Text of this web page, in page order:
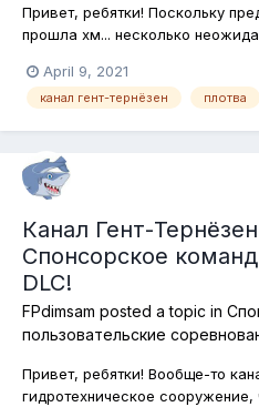
Привет, ребятки! Поскольку
прошла хм... несколько
Периодически из разных краёв
голоса, извещающие о том, что
April 9, 2021
канал гент-тернёзен плотва
Канал Гент-
Спонсорское
DLC!
FPdimsam posted a topic in
пользовательские
Привет, ребятки! Вообще-то
гидротехническое